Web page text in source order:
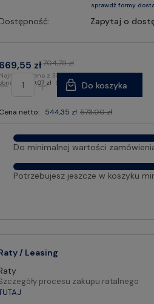
sprawdź formy
Dostępność: Zapytaj o
669,55 zł704,79 zł
Najniższa cena z 30 dni przed
599,07 zł
Cena netto: 544,35 zł 573,00 zł
Do koszyka
Do minimalnej wartości
Potrzebujesz jeszcze w koszyku
/ Leasing
procesu zakupu ratalnego